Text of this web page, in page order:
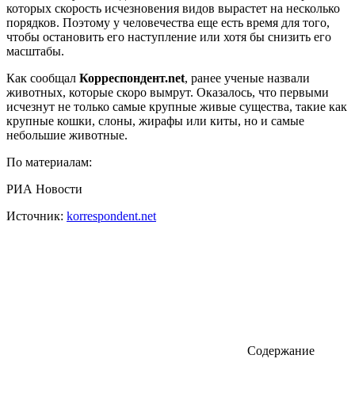
которых скорость исчезновения видов вырастет на несколько
порядков. Поэтому у человечества еще есть время для того,
чтобы остановить его наступление или хотя бы снизить его
масштабы.
Как сообщал Корреспондент.net, ранее ученые назвали
животных, которые скоро вымрут. Оказалось, что первыми
исчезнут не только самые крупные живые существа, такие как
крупные кошки, слоны, жирафы или киты, но и самые
небольшие животные.
По материалам:
РИА Новости
Источник: korrespondent.net
Содержание